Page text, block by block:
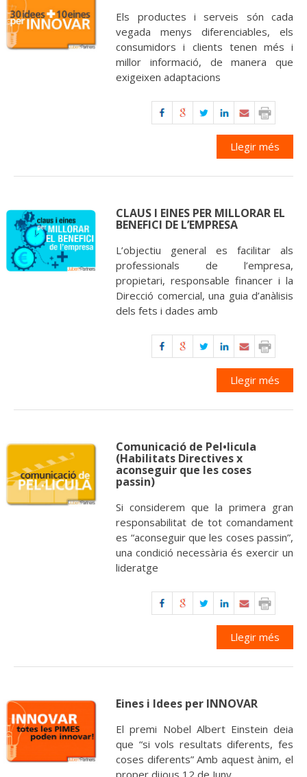
Els productes i serveis són cada
vegada menys diferenciables, els
consumidors i clients tenen més i
millor informació, de manera que
exigeixen adaptacions
Llegir més
CLAUS I EINES PER MILLORAR EL
BENEFICI DE L’EMPRESA
L’objectiu general es facilitar als
professionals de l’empresa,
propietari, responsable financer i la
Direcció comercial, una guia d’anàlisis
dels fets i dades amb
Llegir més
Comunicació de Pel•licula
(Habilitats Directives x
aconseguir que les coses
passin)
Si considerem que la primera gran
responsabilitat de tot comandament
es “aconseguir que les coses passin”,
una condició necessària és exercir un
lideratge
Llegir més
Eines i Idees per INNOVAR
El premi Nobel Albert Einstein deia
que “si vols resultats diferents, fes
coses diferents” Amb aquest ànim, el